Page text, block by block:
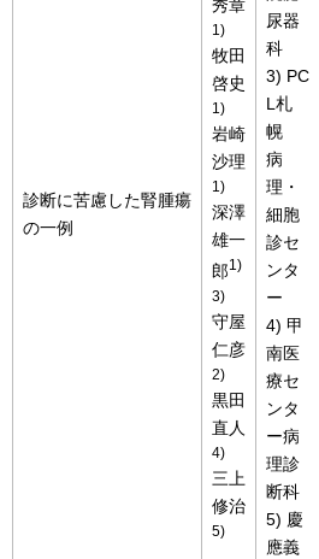
診断に苦慮した腎腫瘍
の一例
秀章
1)
牧田
啓史
1)
岩崎
沙理
1)
深澤
雄一
郎1)
3)
守屋
仁彦
2)
黒田
直人
4)
三上
修治
5)
尿器
科
3) PC
L札
幌
病
理・
細胞
診セ
ンタ
ー
4) 甲
南医
療セ
ンタ
ー病
理診
断科
5) 慶
應義